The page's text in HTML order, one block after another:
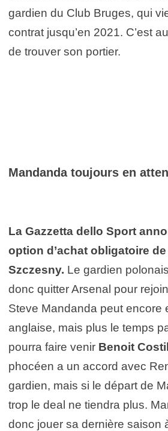
gardien du Club Bruges, qui
contrat jusqu’en 2021. C’est
de trouver son portier.
Mandanda toujours en
La Gazzetta dello Sport
option d’achat obligatoire
Szczesny. Le gardien
donc quitter Arsenal pour
Steve Mandanda peut encore
anglaise, mais plus le temps
pourra faire venir Benoit Costil
phocéen a un accord avec
gardien, mais si le départ de
trop le deal ne tiendra plus.
donc jouer sa dernière saison